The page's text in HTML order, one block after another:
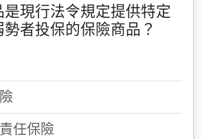
現行法令規定提供特定
者投保的保險商品？
任保險